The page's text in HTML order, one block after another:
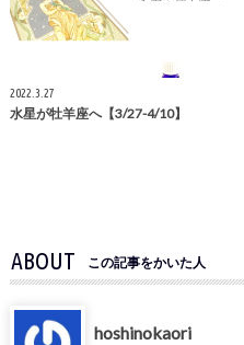
2022.3.27
水星が牡羊座へ【3/27-4/10】
ABOUT この記事をかいた人
hoshinokaori